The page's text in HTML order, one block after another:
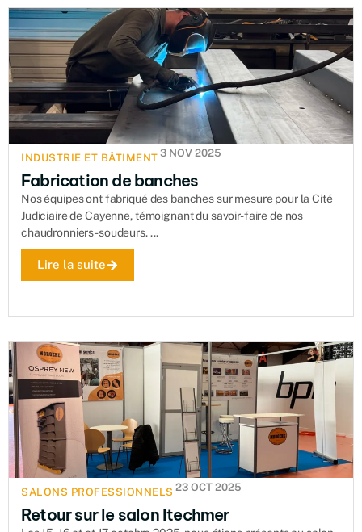
INDUSTRIE ET BÂTIMENT 3 NOV 2025
Fabrication de banches
Nos équipes ont fabriqué des banches sur mesure pour la Cité
Judiciaire de Cayenne, témoignant du savoir-faire de nos
chaudronniers-soudeurs. ...
Lire la suite
SALONS PROFESSIONNELS 23 OCT 2025
Retour sur le salon Itechmer